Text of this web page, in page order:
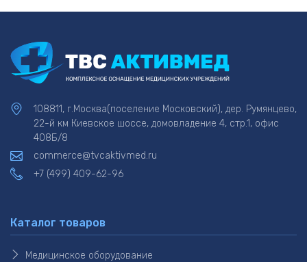
108811, г.Москва(поселение Московский), дер. Румянцево,
22-й км Киевское шоссе, домовладение 4, стр.1, офис
408Б/8
commerce@tvcaktivmed.ru
+7 (499) 409-62-96
Каталог товаров
Медицинское оборудование